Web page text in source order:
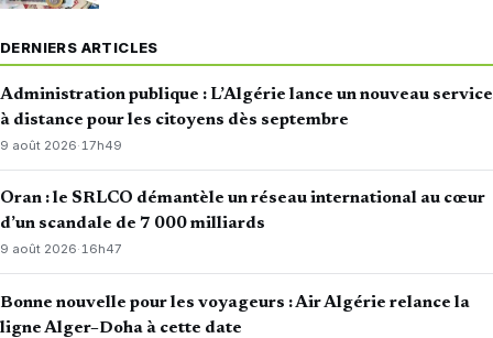
DERNIERS ARTICLES
Administration publique : L’Algérie lance un nouveau service
à distance pour les citoyens dès septembre
9 août 2026· 17h49
Oran : le SRLCO démantèle un réseau international au cœur
d’un scandale de 7 000 milliards
9 août 2026·16h47
Bonne nouvelle pour les voyageurs : Air Algérie relance la
ligne Alger–Doha à cette date